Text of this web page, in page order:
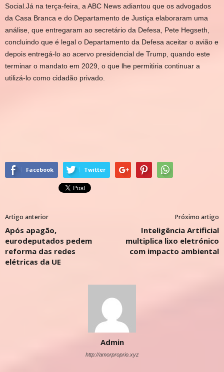
Social.Já na terça-feira, a ABC News adiantou que os advogados
da Casa Branca e do Departamento de Justiça elaboraram uma
análise, que entregaram ao secretário da Defesa, Pete Hegseth,
concluindo que é legal o Departamento da Defesa aceitar o avião e
depois entregá-lo ao acervo presidencial de Trump, quando este
terminar o mandato em 2029, o que lhe permitiria continuar a
utilizá-lo como cidadão privado.
Facebook Twitter
Artigo anterior
Após apagão,
eurodeputados pedem
reforma das redes
elétricas da UE
Próximo artigo
Inteligência Artificial
multiplica lixo eletrónico
com impacto ambiental
Admin
http://amorproprio.xyz